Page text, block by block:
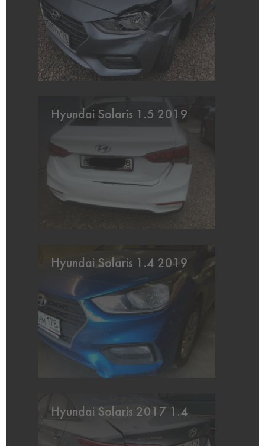
Hyundai Solaris 1.5 2019
Hyundai Solaris 1.4 2019
Hyundai Solaris 2017 1.4